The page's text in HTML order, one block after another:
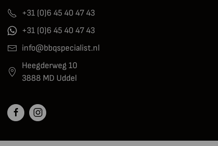
+31 (0)6 45 40 47 43
+31 (0)6 45 40 47 43
info@bbqspecialist.nl
Heegderweg 10
3888 MD Uddel